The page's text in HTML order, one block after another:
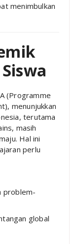
menimbulkan
(Programme
menunjukkan
terutama
masih
Hal ini
perlu
problem-
global